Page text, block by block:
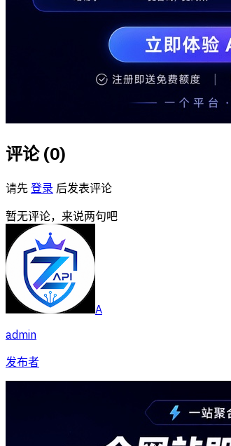
评论 (0)
请先 登录 后发表评论
暂无评论，来说两句吧
A
admin
发布者